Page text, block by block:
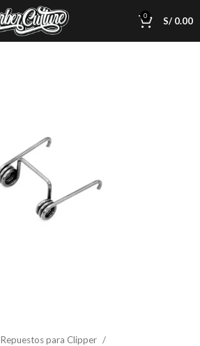
0 S/0.00
Repuestos para Clipper